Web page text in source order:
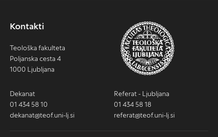
Kontakti
Teološka fakulteta
Poljanska cesta 4
1000 Ljubljana
Dekanat
01 434 58 10
dekanat@teof.uni-lj.si
Referat - Ljubljana
01 434 58 18
referat@teof.uni-lj.si